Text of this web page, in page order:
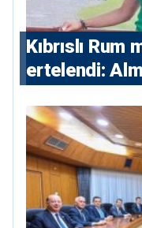
Kıbrıslı
ertelendi: